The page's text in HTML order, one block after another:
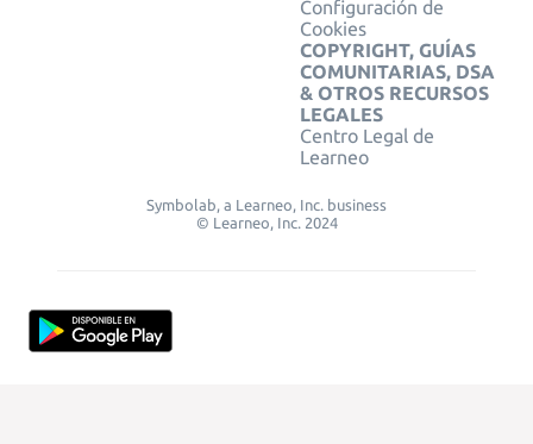
Configuración de
Cookies
COPYRIGHT, GUÍAS
COMUNITARIAS, DSA
& OTROS RECURSOS
LEGALES
Centro Legal de
Learneo
Symbolab, a Learneo, Inc. business
© Learneo, Inc. 2024